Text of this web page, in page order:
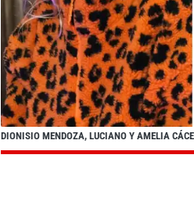
DIONISIO MENDOZA, LUCIANO Y AMELIA